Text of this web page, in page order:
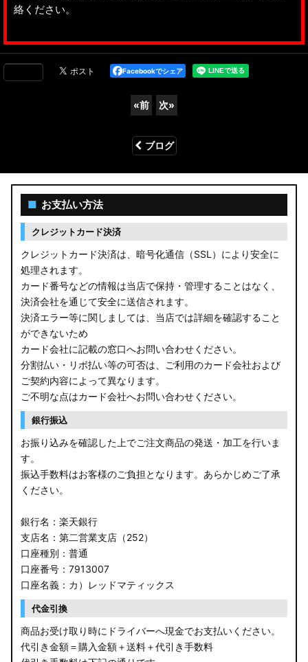
絡ください。
Facebookでシェア
«前 次»
ブログ
■ お支払い方法
クレジットカード決済
クレジットカード決済は、暗号化通信（SSL）により安全に
処理されます。
カード番号などの情報は当店で保持・管理することはなく、
決済会社を通じて安全に送信されます。
決済エラー等に関しましては、当店では詳細を確認すること
ができないため
カード会社に記載の窓口へお問い合わせください。
分割払い・リボ払い等の可否は、ご利用のカード会社および
ご契約内容によって異なります。
ご不明な点はカード会社へお問い合わせください。
銀行振込
お振り込みを確認した上でご注文商品の発送・加工を行いま
す。
振込手数料はお客様のご負担となります。あらかじめご了承
ください。
銀行名：楽天銀行
支店名：第二営業支店（252）
口座種別：普通
口座番号：7913007
口座名義：カ）レッドマティックス
代金引換
商品お受け取り時にドライバーへ現金でお支払いください。
代引き金額＝購入金額＋送料＋代引き手数料